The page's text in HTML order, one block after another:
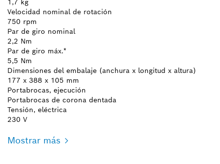
1,7 kg
Velocidad nominal de rotación
750 rpm
Par de giro nominal
2,2 Nm
Par de giro máx.*
5,5 Nm
Dimensiones del embalaje (anchura x longitud x altura)
177 x 388 x 105 mm
Portabrocas, ejecución
Portabrocas de corona dentada
Tensión, eléctrica
230 V
Mostrar más